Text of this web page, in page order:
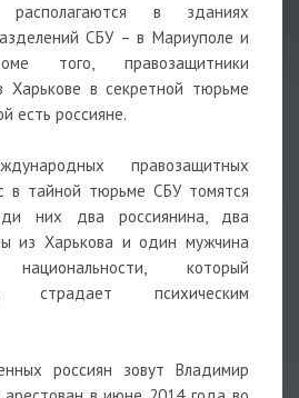
в зданиях
СБУ – в Мариуполе и
того, правозащитники
Харькове в секретной тюрьме
есть россияне.
правозащитных
в тайной тюрьме СБУ томятся
них два россиянина, два
из Харькова и один мужчина
национальности, который
страдает психическим
россиян зовут Владимир